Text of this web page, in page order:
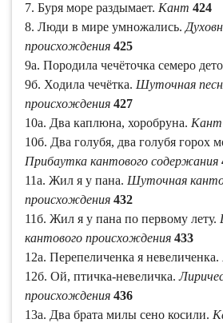
7. Буря море раздымает. Кант 424
8. Люди в мире умножались.
происхождения 425
9а. Породила чечёточка семеро
9б. Ходила чечётка. Шуточная
происхождения 427
10а. Два каплюна, хоробруна. Кант
10б. Два голубя, два голубя горох
Прибаутка кантового содержания
11а. Жил я у пана. Шуточная
происхождения 432
11б. Жил я у пана по первому лету.
кантового происхождения 433
12а. Перепеличенка я невеличенка.
12б. Ой, птичка-невеличка.
происхождения 436
13а. Два брата милы сено косили.